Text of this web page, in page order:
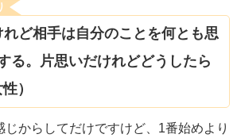
ど相手は自分のことを何とも思
る。片思いだけれどどうしたら
）
じからしてだけですけど、1番始めより